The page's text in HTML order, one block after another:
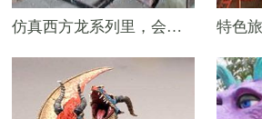
仿真西方龙系列里，会动会叫的毒蛇龙模型